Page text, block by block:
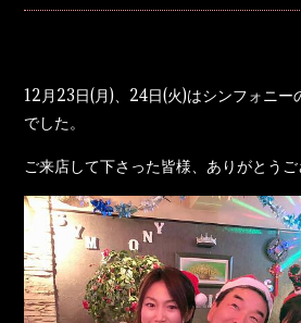
12月23日(月)、24日(火)はシンフォニー
でした。
ご来店して下さった皆様、ありがとうご